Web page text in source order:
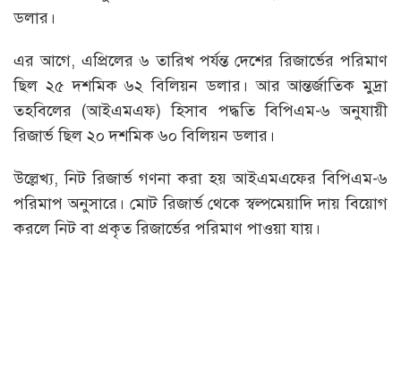
ডলার।
এর আগে, এপ্রিলের ৬ তারিখ পর্যন্ত দেশের রিজার্ভের পরিমাণ
ছিল ২৫ দশমিক ৬২ বিলিয়ন ডলার। আর আন্তর্জাতিক মুদ্রা
তহবিলের (আইএমএফ) হিসাব পদ্ধতি বিপিএম-৬ অনুযায়ী
রিজার্ভ ছিল ২০ দশমিক ৬০ বিলিয়ন ডলার।
উল্লেখ্য, নিট রিজার্ভ গণনা করা হয় আইএমএফের বিপিএম-৬
পরিমাপ অনুসারে। মোট রিজার্ভ থেকে স্বল্পমেয়াদি দায় বিয়োগ
করলে নিট বা প্রকৃত রিজার্ভের পরিমাণ পাওয়া যায়।